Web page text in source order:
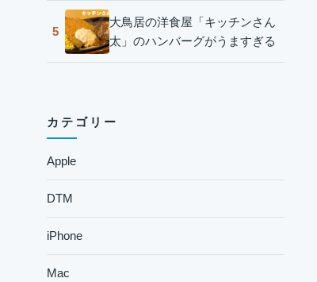
5
大鳥居の洋食屋「キッチンさん
太」のハンバーグがうますぎる
カテゴリー
Apple
DTM
iPhone
Mac